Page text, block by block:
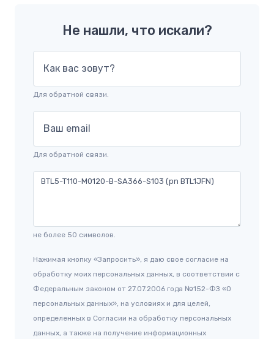
Не нашли, что искали?
Как вас зовут?
Для обратной связи.
Ваш email
Для обратной связи.
не более 50 символов.
Нажимая кнопку «Запросить», я даю свое согласие на
обработку моих персональных данных, в соответствии с
Федеральным законом от 27.07.2006 года №152-ФЗ «О
персональных данных», на условиях и для целей,
определенных в Согласии на обработку персональных
данных, а также на получение информационных